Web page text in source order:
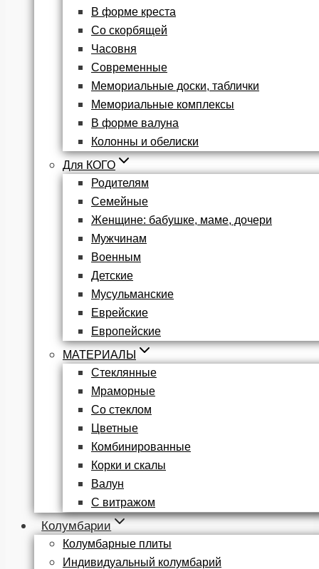
В форме креста
Со скорбящей
Часовня
Современные
Мемориальные доски, таблички
Мемориальные комплексы
В форме валуна
Колонны и обелиски
Для КОГО
Родителям
Семейные
Женщине: бабушке, маме, дочери
Мужчинам
Военным
Детские
Мусульманские
Еврейские
Европейские
МАТЕРИАЛЫ
Стеклянные
Мраморные
Со стеклом
Цветные
Комбинированные
Корки и скалы
Валун
С витражом
Колумбарии
Колумбарные плиты
Индивидуальный колумбарий